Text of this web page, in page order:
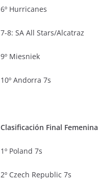
6º Hurricanes
7-8: SA All Stars/Alcatraz
9º Miesniek
10º Andorra 7s
Clasificación Final Femenina
1º Poland 7s
2º Czech Republic 7s